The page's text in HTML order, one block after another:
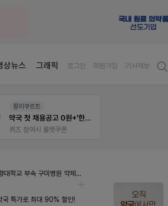
상뉴스 그래픽 로그인 회원가입 기사제보
팜노트
이달의 약국 신제품(8월호)
좋아요+의견남기면 쿠폰 증정
순천향대학교 부속 구미병원 약제팀 계약직 야간약사 채용공고
국 특가로 최대 90% 할인!